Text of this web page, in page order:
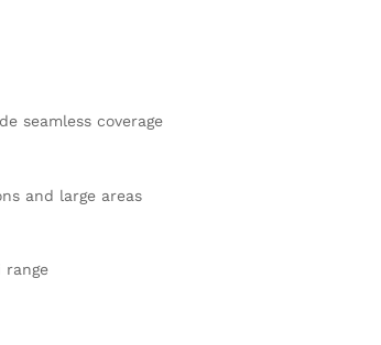
seamless coverage
and large areas
range